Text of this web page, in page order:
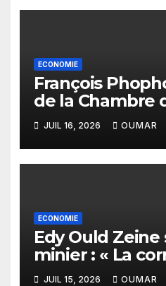
ECONOMIE
François
de la Chambre
« la Guinée est
meilleure des
JUIL 16, 2026 OUMAR
ECONOMIE
Edy Ould
minier : « La
n’existe pas en
JUIL 15, 2026 OUMAR